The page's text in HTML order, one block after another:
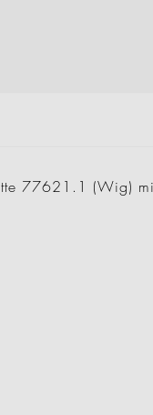
77621.1 (Wig)